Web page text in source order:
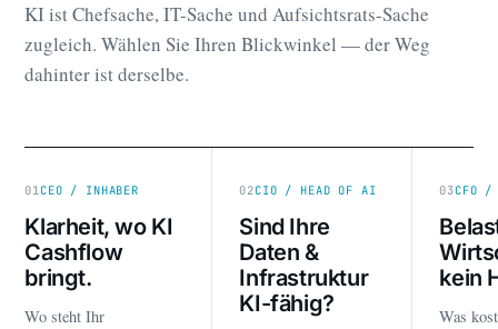
KI ist Chefsache, IT-Sache und Aufsichtsrats-Sache
zugleich. Wählen Sie Ihren Blickwinkel — der Weg
dahinter ist derselbe.
01CEO / INHABER
Klarheit, wo KI
Cashflow
bringt.
Wo steht Ihr
02CIO / HEAD OF AI
Sind Ihre
Daten &
Infrastruktur
KI-fähig?
03CFO /
kein
Was